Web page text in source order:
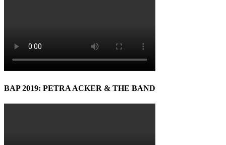
BAP 2019: PETRA ACKER & THE BAND